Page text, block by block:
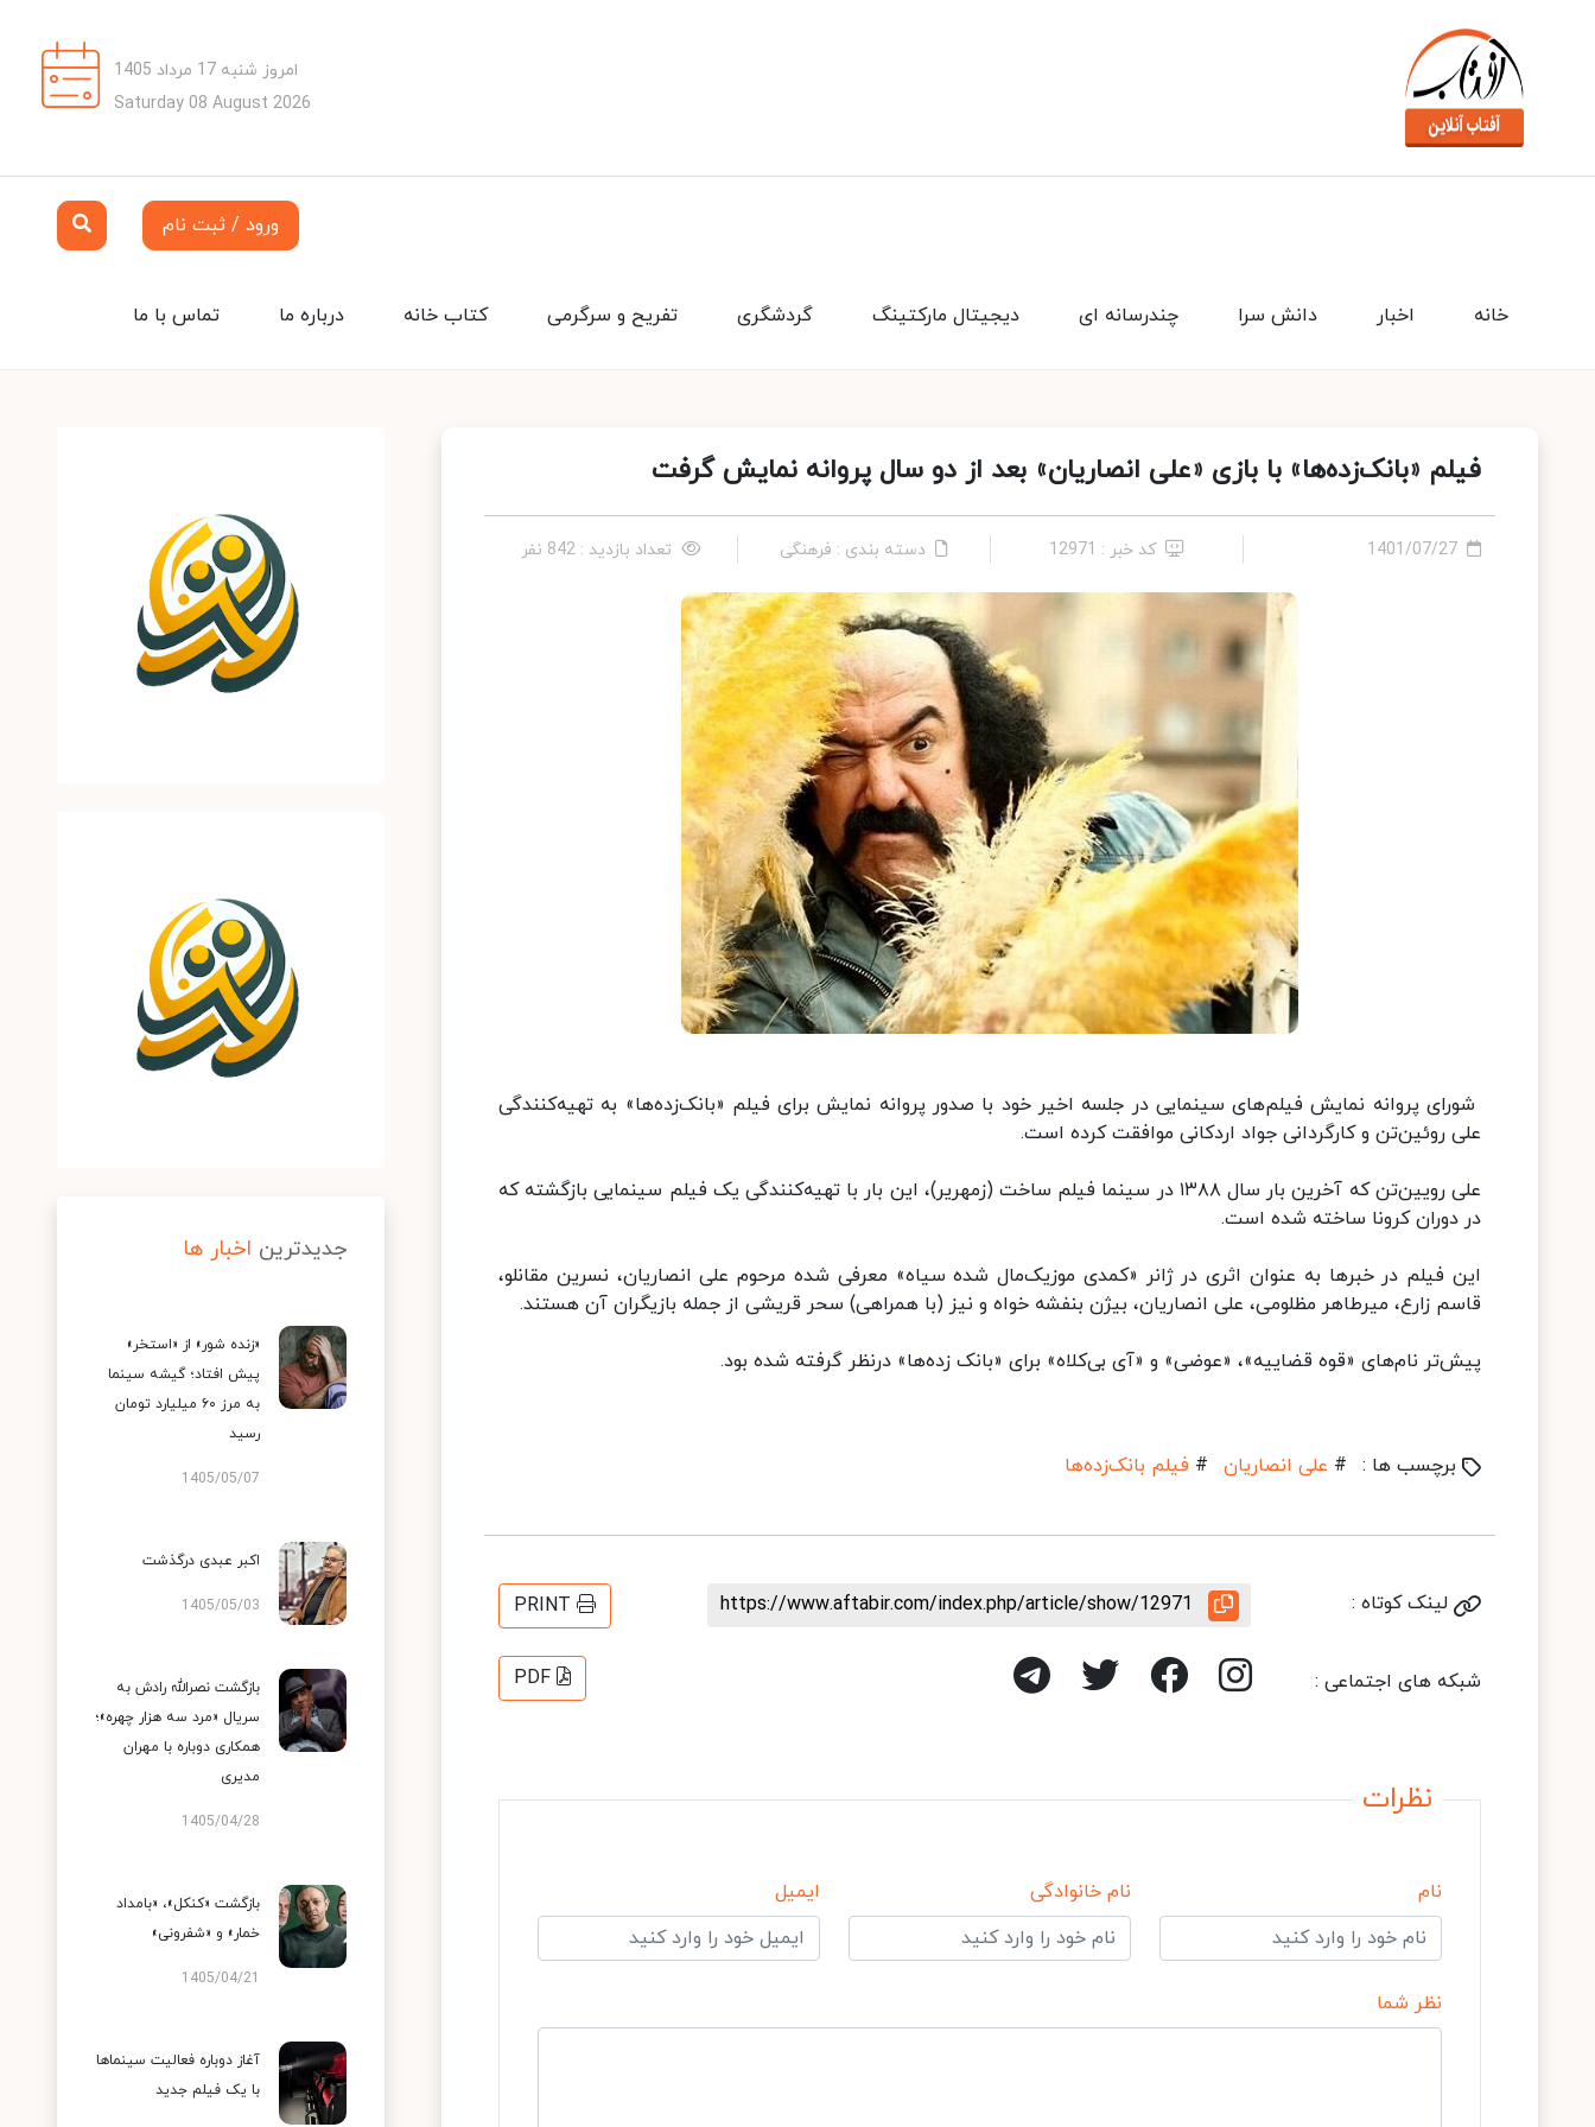
امروز شنبه 17 مرداد 1405
Saturday 08 August 2026
ورود / ثبت نام
تماس با ما درباره ما کتاب خانه تفریح و سرگرمی گردشگری دیجیتال مارکتینگ چندرسانه ای دانش سرا اخبار خانه
فیلم «بانک‌زده‌ها» با بازی «علی انصاریان» بعد از دو سال پروانه نمایش گرفت
1401/07/27 کد خبر : 12971 دسته بندی : فرهنگی تعداد بازدید : 842 نفر
شورای پروانه نمایش فیلم‌های سینمایی در جلسه اخیر خود با صدور پروانه نمایش برای فیلم‌ «بانک‌زده‌ها» به تهیه‌کنندگی
علی روئین‌تن و کارگردانی جواد اردکانی موافقت کرده است.
علی رویین‌تن که آخرین بار سال ۱۳۸۸ در سینما فیلم ساخت (زمهریر)، این بار با تهیه‌کنندگی یک فیلم سینمایی بازگشته که
در دوران کرونا ساخته شده است.
این فیلم در خبرها به عنوان اثری در ژانر «کمدی موزیک‌مال شده سیاه» معرفی شده مرحوم علی انصاریان، نسرین مقانلو،
قاسم زارع، میرطاهر مظلومی، علی انصاریان، بیژن بنفشه خواه و نیز (با همراهی) سحر قریشی از جمله بازیگران آن هستند.
پیش‌تر نام‌های «قوه قضاییه»، «عوضی» و «آی بی‌کلاه» برای «بانک زده‌ها» درنظر گرفته شده‌ بود.
برچسب ها : # علی انصاریان # فیلم بانک‌زده‌ها
لینک کوتاه : https://www.aftabir.com/index.php/article/show/12971
PRINT
شبکه های اجتماعی : PDF
نظرات
نام نام خانوادگی ایمیل
نظر شما
جدیدترین اخبار ها
«زنده شور» از «استخر»
پیش افتاد؛ گیشه سینما
به مرز ۶۰ میلیارد تومان
رسید
1405/05/07
اکبر عبدی درگذشت
1405/05/03
بازگشت نصرالله رادش به
سریال «مرد سه هزار چهره»؛
همکاری دوباره با مهران
مدیری
1405/04/28
بازگشت «کنکل»، «بامداد
خمار» و «شفرونی»
1405/04/21
آغاز دوباره فعالیت سینماها
با یک فیلم جدید